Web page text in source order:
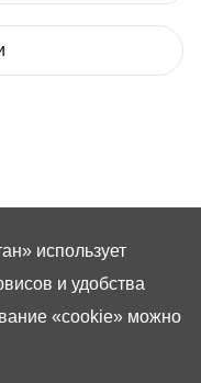
использует
и удобства
«cookie» можно